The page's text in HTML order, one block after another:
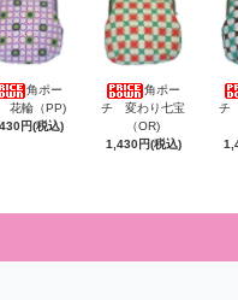
角ポー
花輪（PP)
円(税込)
角ポー
チ 変わり七宝
（OR)
1,430円(税込)
チ